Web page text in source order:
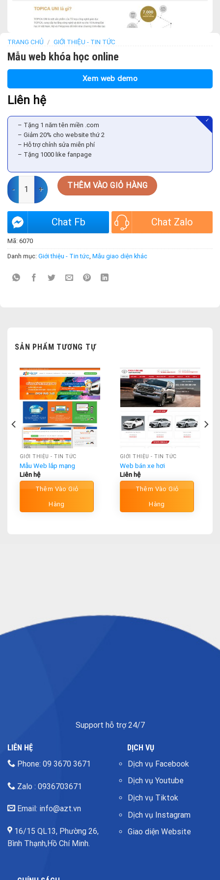
TRANG CHỦ / GIỚI THIỆU - TIN TỨC
Mẫu web khóa học online
Xem web demo
Liên hệ
– Tặng 1 năm tên miền .com
– Giảm 20% cho website thứ 2
– Hỗ trợ chỉnh sửa miễn phí
– Tặng 1000 like fanpage
✓
Mẫu web khóa học online số lượng
THÊM VÀO GIỎ HÀNG
Chat Fb Chat Zalo
Mã: 6070
Danh mục: Giới thiệu - Tin tức Mẫu giao diện khác
SẢN PHẨM TƯƠNG TỰ
GIỚI THIỆU - TIN TỨC
Mẫu Web lắp mạng
Liên hệ
Thêm Vào Giỏ
Hàng
GIỚI THIỆU - TIN TỨC
Web bán xe hơi
Liên hệ
Thêm Vào Giỏ
Hàng
Support hỗ trợ 24/7
LIÊN HỆ
Phone: 09 3670 3671
Zalo : 0936703671
Email: info@azt.vn
16/15 QL13, Phường 26,
Bình Thạnh,Hồ Chí Minh.
DỊCH VỤ
Dịch vụ Facebook
Dịch vụ Youtube
Dịch vụ Tiktok
Dịch vụ Instagram
Giao diện Website